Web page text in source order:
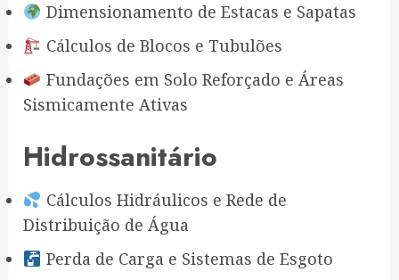
Dimensionamento de Estacas e Sapatas
Cálculos de Blocos e Tubulões
Fundações em Solo Reforçado e Áreas
Sismicamente Ativas
Hidrossanitário
Cálculos Hidráulicos e Rede de
Distribuição de Água
Perda de Carga e Sistemas de Esgoto